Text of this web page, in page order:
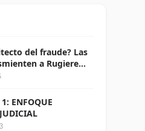
del fraude? Las
a Rugiere
de los bonos de R.G.
ENFOQUE